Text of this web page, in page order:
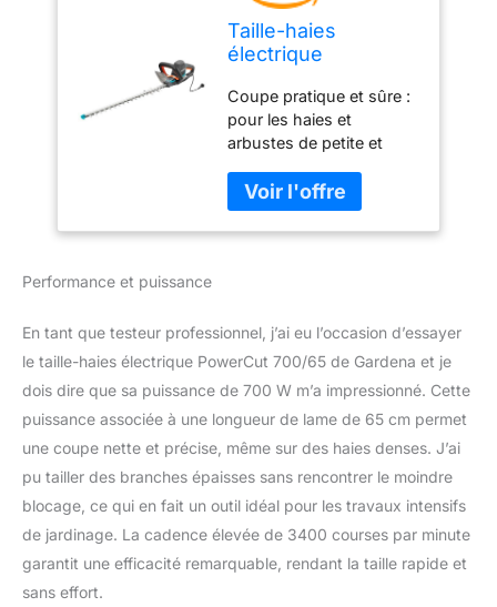
Taille-haies
électrique
de Gardena : taille-
haies avec moteur
de 700 W, 65 cm de
longueur de lame,
écartement des
dents de 27 mm,
poignée
Coupe pratique et sûre :
pour les haies et
arbustes de petite et
lame anti-blocage
innovante pour plus de
protection ErgoLine : la
garantissent plus de
sécurité et de stabilité
lors du travail Durable et
innovante : la butée de
protection protège les
lames lors de la coupe
près du sol ProZone :
dents spéciales pour une
coupe sans effort, même
pour les grosses
Performance et puissance
En tant que testeur professionnel, j’ai eu l’occasion d’essayer
le taille-haies électrique PowerCut 700/65 de Gardena et je
dois dire que sa puissance de 700 W m’a impressionné. Cette
puissance associée à une longueur de lame de 65 cm permet
une coupe nette et précise, même sur des haies denses. J’ai
pu tailler des branches épaisses sans rencontrer le moindre
blocage, ce qui en fait un outil idéal pour les travaux intensifs
de jardinage. La cadence élevée de 3400 courses par minute
garantit une efficacité remarquable, rendant la taille rapide et
sans effort.